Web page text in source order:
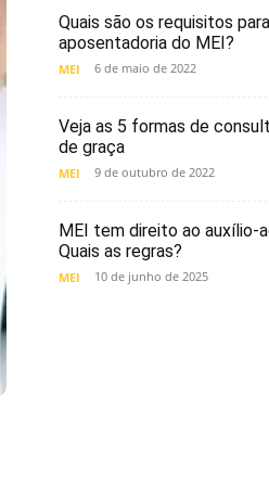
Quais são os requisitos
aposentadoria do MEI?
MEI 6 de maio de 2022
Veja as 5 formas de
de graça
MEI 9 de outubro de 2022
MEI tem direito ao auxílio-
Quais as regras?
MEI 10 de junho de 2025